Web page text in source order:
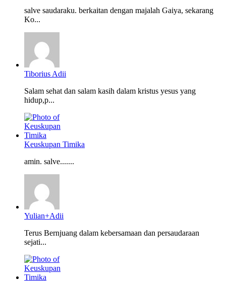
salve saudaraku. berkaitan dengan majalah Gaiya, sekarang
Ko...
Tiborius Adii
Salam sehat dan salam kasih dalam kristus yesus yang
hidup,p...
Keuskupan Timika
amin. salve.......
Yulian+Adii
Terus Bernjuang dalam kebersamaan dan persaudaraan
sejati...